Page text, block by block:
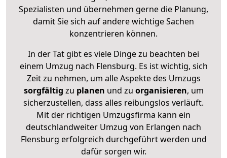
Spezialisten und übernehmen gerne die Planung,
damit Sie sich auf andere wichtige Sachen
konzentrieren können.
In der Tat gibt es viele Dinge zu beachten bei
einem Umzug nach Flensburg. Es ist wichtig, sich
Zeit zu nehmen, um alle Aspekte des Umzugs
sorgfältig zu planen und zu organisieren, um
sicherzustellen, dass alles reibungslos verläuft.
Mit der richtigen Umzugsfirma kann ein
deutschlandweiter Umzug von Erlangen nach
Flensburg erfolgreich durchgeführt werden und
dafür sorgen wir.